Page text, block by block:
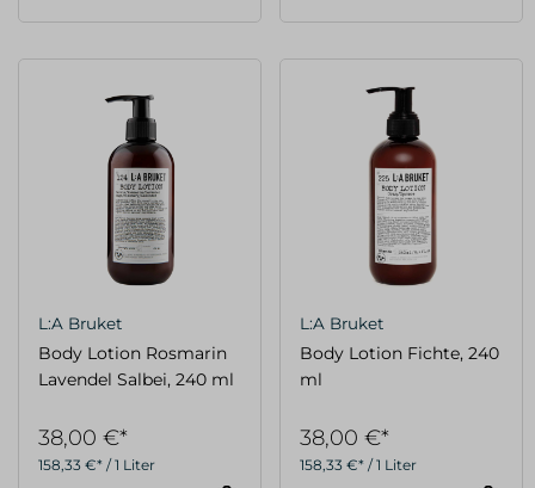
L:A Bruket
Body Lotion Rosmarin
Lavendel Salbei, 240 ml
158,33 €* / 1 Liter
38,00 €*
L:A Bruket
Body Lotion Fichte, 240
ml
158,33 €* / 1 Liter
38,00 €*